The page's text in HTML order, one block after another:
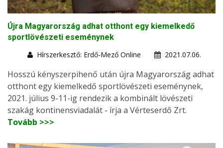
Újra Magyarország adhat otthont egy kiemelkedő
sportlövészeti eseménynek
Hírszerkesztő: Erdő-Mező Online
2021.07.06.
Hosszú kényszerpihenő után újra Magyarország adhat
otthont egy kiemelkedő sportlövészeti eseménynek,
2021. július 9-11-ig rendezik a kombinált lövészeti
szakág kontinensviadalát - írja a Vérteserdő Zrt.
Tovább >>>